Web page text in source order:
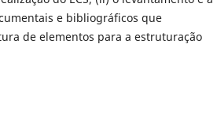
e bibliográficos que
de elementos para a estruturação